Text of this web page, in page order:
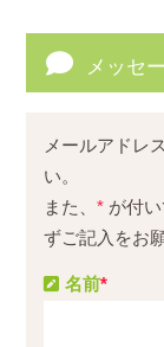
メッセ
メールアドレ
い。
また、* が付
ずご記入をお
名前*